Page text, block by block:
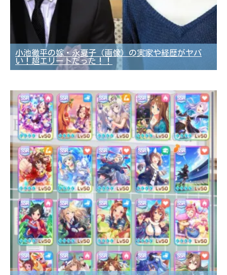
小池徹平の嫁・永夏子（画像）の実家や経歴がヤバ
い！超エリートだった！！